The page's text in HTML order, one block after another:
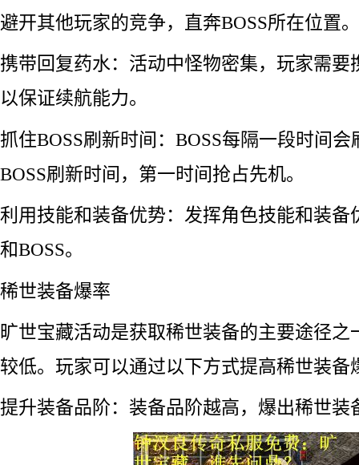
避开其他玩家的竞争，直奔BOSS所在位置。
携带回复药水：活动中怪物密集，玩家需要
以保证续航能力。
抓住BOSS刷新时间：BOSS每隔一段时间
BOSS刷新时间，第一时间抢占先机。
利用技能和装备优势：发挥角色技能和装备
和BOSS。
稀世装备爆率
旷世宝藏活动是获取稀世装备的主要途径之
较低。玩家可以通过以下方式提高稀世装备
提升装备品阶：装备品阶越高，爆出稀世装